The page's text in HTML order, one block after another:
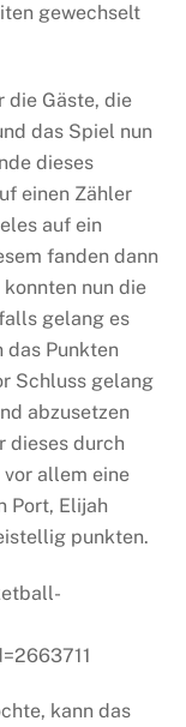
gewechselt
die Gäste, die
das Spiel nun
dieses
einen Zähler
auf ein
fanden dann
nun die
gelang es
das Punkten
Schluss gelang
abzusetzen
dieses durch
allem eine
Port, Elijah
punkten.
kann das